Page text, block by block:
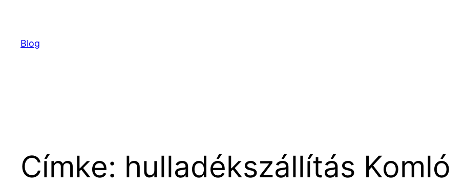
tartalomhoz
Blog
Címke: hulladékszállítás Komló